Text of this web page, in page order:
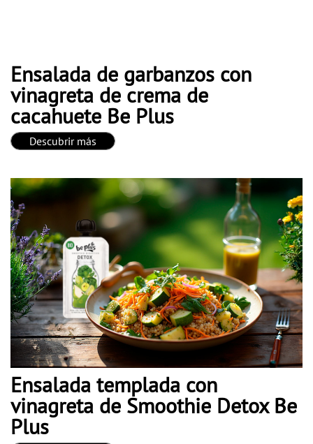
Ensalada de garbanzos con
vinagreta de crema de
cacahuete Be Plus
Descubrir más
Ensalada templada con
vinagreta de Smoothie Detox Be
Plus